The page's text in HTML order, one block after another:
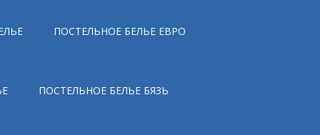
ПОСТЕЛЬНОЕ БЕЛЬЕ ЕВРО
ПОСТЕЛЬНОЕ БЕЛЬЕ БЯЗЬ